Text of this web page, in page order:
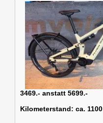
3469.- anstatt 5699.-
Kilometerstand: ca. 1100